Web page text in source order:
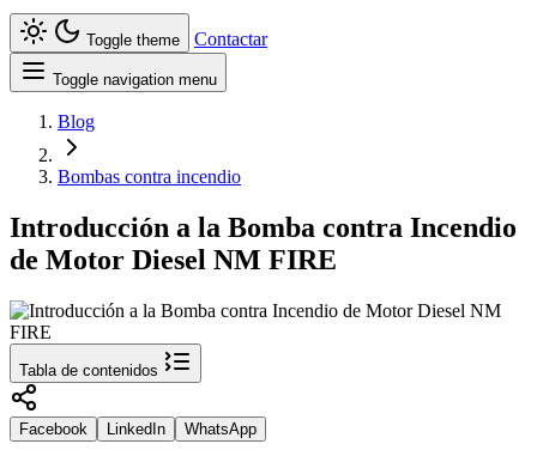
Toggle theme Contactar
Toggle navigation menu
Blog
Bombas contra incendio
Introducción a la Bomba contra Incendio
de Motor Diesel NM FIRE
Tabla de contenidos
Facebook LinkedIn WhatsApp